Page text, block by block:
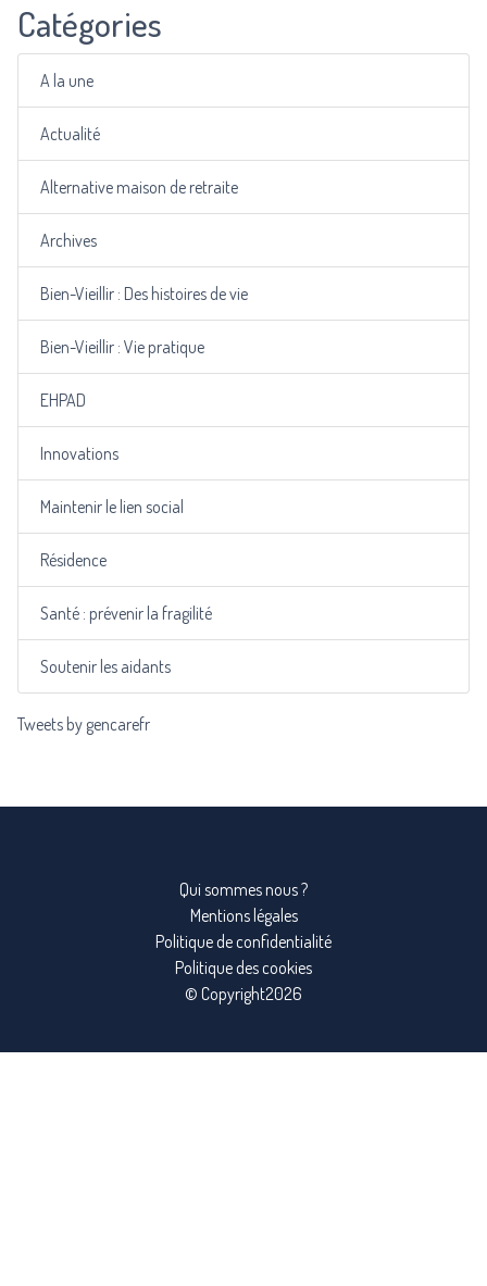
Catégories
A la une
Actualité
Alternative maison de retraite
Archives
Bien-Vieillir : Des histoires de vie
Bien-Vieillir : Vie pratique
EHPAD
Innovations
Maintenir le lien social
Résidence
Santé : prévenir la fragilité
Soutenir les aidants
Tweets by gencarefr
Qui sommes nous ?
Mentions légales
Politique de confidentialité
Politique des cookies
© Copyright2026